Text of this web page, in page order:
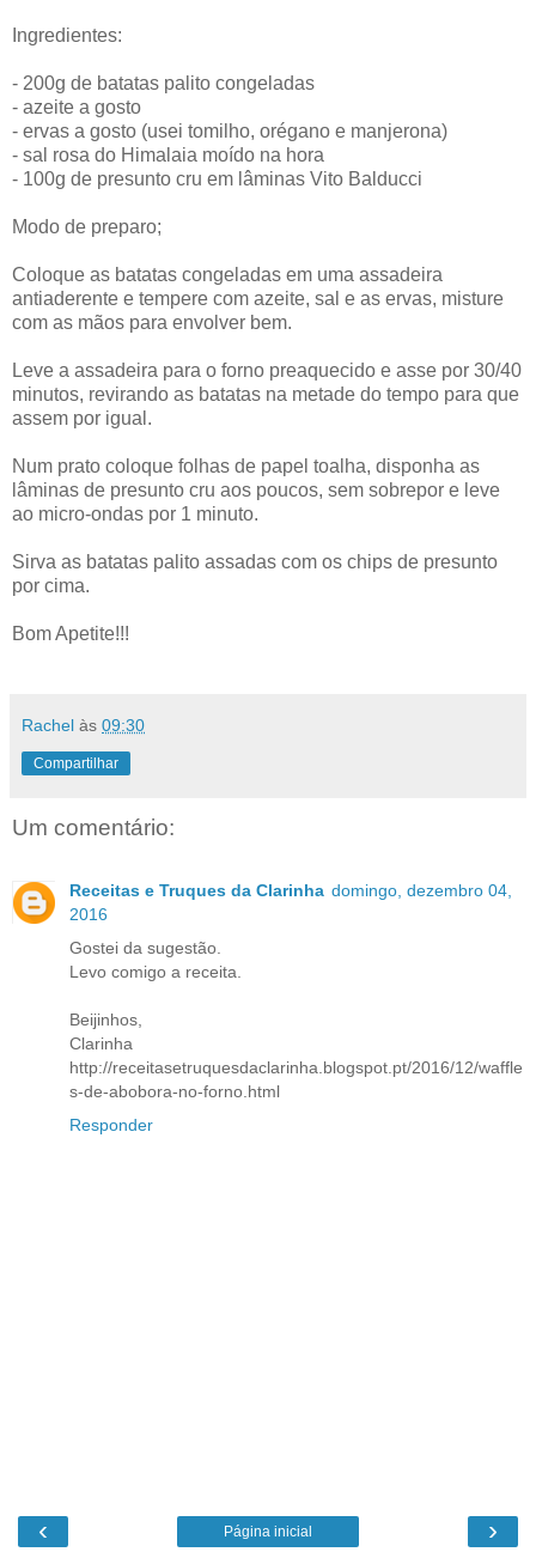
Ingredientes:
- 200g de batatas palito congeladas
- azeite a gosto
- ervas a gosto (usei tomilho, orégano e manjerona)
- sal rosa do Himalaia moído na hora
- 100g de presunto cru em lâminas Vito Balducci
Modo de preparo;
Coloque as batatas congeladas em uma assadeira
antiaderente e tempere com azeite, sal e as ervas, misture
com as mãos para envolver bem.
Leve a assadeira para o forno preaquecido e asse por 30/40
minutos, revirando as batatas na metade do tempo para que
assem por igual.
Num prato coloque folhas de papel toalha, disponha as
lâminas de presunto cru aos poucos, sem sobrepor e leve
ao micro-ondas por 1 minuto.
Sirva as batatas palito assadas com os chips de presunto
por cima.
Bom Apetite!!!
Rachel às 09:30
Compartilhar
Um comentário:
Receitas e Truques da Clarinha domingo, dezembro 04,
2016
Gostei da sugestão.
Levo comigo a receita.
Beijinhos,
Clarinha
http://receitasetruquesdaclarinha.blogspot.pt/2016/12/waffle
s-de-abobora-no-forno.html
Responder
‹ ›
Página inicial